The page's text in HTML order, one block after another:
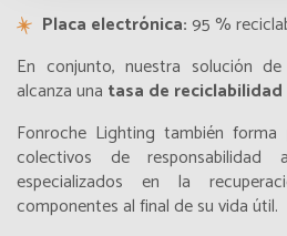
Placa electrónica:95 %
En conjunto, nuestra solución
alcanza una tasa de
Fonroche Lighting también
colectivos de responsabilidad
especializados en la
componentes al final de su vida útil.
Bolivia
Bonaire, Saint-Eustache et
Bonaire, Sint Eustatius
Bosnia and Herzegovina